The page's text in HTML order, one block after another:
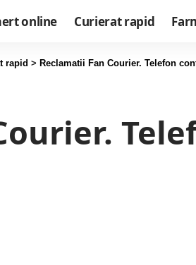
online Curierat rapid
rapid > Reclamatii Fan Courier. Telefon